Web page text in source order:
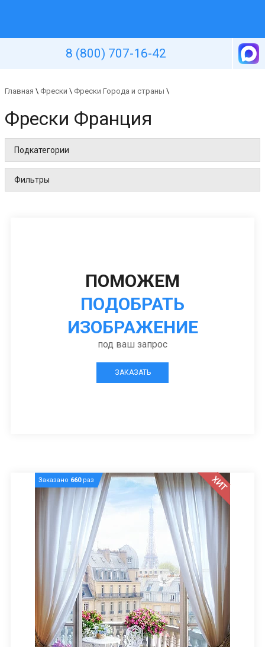
8 (800) 707-16-42
Главная \ Фрески \ Фрески Города и страны \
Фрески Франция
Подкатегории
Фильтры
ПОМОЖЕМ
ПОДОБРАТЬ
ИЗОБРАЖЕНИЕ
под ваш запрос
ЗАКАЗАТЬ
Заказано 660раз ХИТ